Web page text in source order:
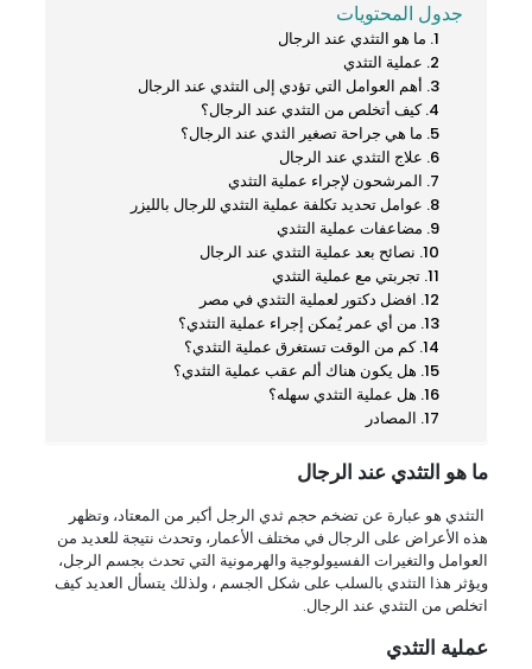
جدول المحتويات
ما هو التثدي عند الرجال
عملية التثدي
أهم العوامل التي تؤدي إلى التثدي عند الرجال
كيف أتخلص من التثدي عند الرجال؟
ما هي جراحة تصغير الثدي عند الرجال؟
علاج التثدي عند الرجال
المرشحون لإجراء عملية التثدي
عوامل تحديد تكلفة عملية التثدي للرجال بالليزر
مضاعفات عملية التثدي
نصائح بعد عملية التثدي عند الرجال
تجربتي مع عملية التثدي
افضل دكتور لعملية التثدي في مصر
من أي عمر يُمكن إجراء عملية التثدي؟
كم من الوقت تستغرق عملية التثدي؟
هل يكون هناك ألم عقب عملية التثدي؟
هل عملية التثدي سهله؟
المصادر
ما هو التثدي عند الرجال
التثدي هو عبارة عن تضخم حجم ثدي الرجل أكبر من المعتاد، وتظهر
هذه الأعراض على الرجال في مختلف الأعمار، وتحدث نتيجة للعديد من
العوامل والتغيرات الفسيولوجية والهرمونية التي تحدث بجسم الرجل،
ويؤثر هذا التثدي بالسلب على شكل الجسم ، ولذلك يتسأل العديد كيف
اتخلص من التثدي عند الرجال.
عملية التثدي